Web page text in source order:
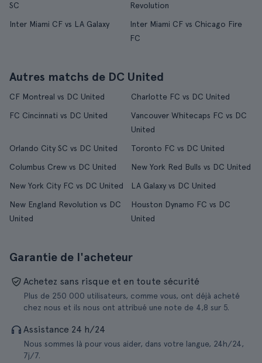
SC
Revolution
Inter Miami CF vs LA Galaxy
Inter Miami CF vs Chicago Fire
FC
Autres matchs de DC United
CF Montreal vs DC United
Charlotte FC vs DC United
FC Cincinnati vs DC United
Vancouver Whitecaps FC vs DC
United
Orlando City SC vs DC United
Toronto FC vs DC United
Columbus Crew vs DC United
New York Red Bulls vs DC United
New York City FC vs DC United
LA Galaxy vs DC United
New England Revolution vs DC
United
Houston Dynamo FC vs DC
United
Garantie de l'acheteur
Achetez sans risque et en toute sécurité
Plus de 250 000 utilisateurs, comme vous, ont déjà acheté
chez nous et ils nous ont attribué une note de 4,8 sur 5.
Assistance 24 h/24
Nous sommes là pour vous aider, dans votre langue, 24h/24,
7j/7.